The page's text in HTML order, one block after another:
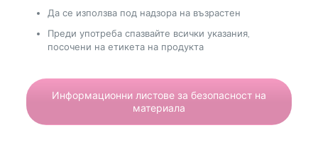
Да се използва под надзора на възрастен
Преди употреба спазвайте всички указания,
посочени на етикета на продукта
Информационни листове за безопасност на
материала